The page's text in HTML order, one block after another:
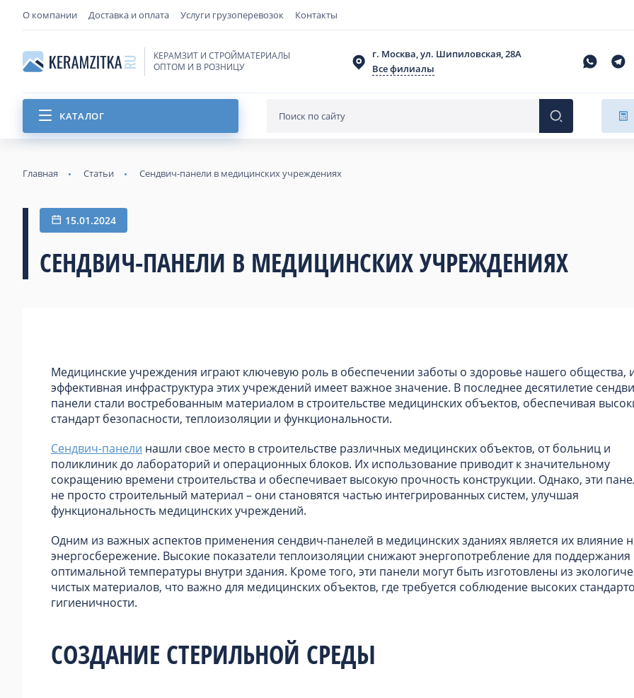
О компании Доставка и оплата Услуги грузоперевозок Контакты
КЕРАМЗИТ И СТРОЙМАТЕРИАЛЫ
ОПТОМ И В РОЗНИЦУ
г. Москва, ул. Шипиловская, 28А
Все филиалы
КАТАЛОГ
Главная Статьи Сендвич-панели в медицинских учреждениях
15.01.2024
СЕНДВИЧ-ПАНЕЛИ В МЕДИЦИНСКИХ УЧРЕЖДЕНИЯХ
Медицинские учреждения играют ключевую роль в обеспечении заботы о здоровье нашего общества,
эффективная инфраструктура этих учреждений имеет важное значение. В последнее десятилетие
панели стали востребованным материалом в строительстве медицинских объектов, обеспечивая
стандарт безопасности, теплоизоляции и функциональности.
Сендвич-панели нашли свое место в строительстве различных медицинских объектов, от больниц и
поликлиник до лабораторий и операционных блоков. Их использование приводит к значительному
сокращению времени строительства и обеспечивает высокую прочность конструкции. Однако, эти
не просто строительный материал – они становятся частью интегрированных систем, улучшая
функциональность медицинских учреждений.
Одним из важных аспектов применения сендвич-панелей в медицинских зданиях является их влияние
энергосбережение. Высокие показатели теплоизоляции снижают энергопотребление для поддержания
оптимальной температуры внутри здания. Кроме того, эти панели могут быть изготовлены из
чистых материалов, что важно для медицинских объектов, где требуется соблюдение высоких
гигиеничности.
СОЗДАНИЕ СТЕРИЛЬНОЙ СРЕДЫ